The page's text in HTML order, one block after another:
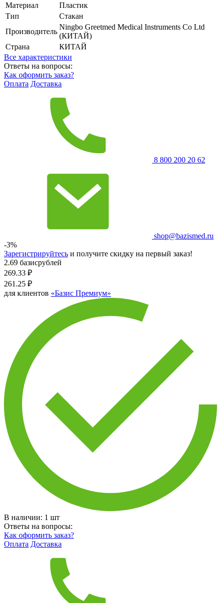
Материал
Пластик
Тип
Стакан
Производитель
Ningbo Greetmed Medical Instruments Co Ltd
(КИТАЙ)
Страна
КИТАЙ
Все характеристики
Ответы на вопросы:
Как оформить заказ?
Оплата Доставка
8 800 200 20 62
shop@bazismed.ru
-3%
Зарегистрируйтесь и получите скидку на первый заказ!
2.69 базисрублей
269.33 ₽
261.25 ₽
для клиентов «Базис Премиум»
В наличии: 1 шт
Ответы на вопросы:
Как оформить заказ?
Оплата Доставка